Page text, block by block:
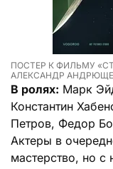
ПОСТЕР К ФИЛЬМУ
АЛЕКСАНДР
В ролях: Марк
Константин
Петров, Федор
Актеры в
мастерство, но с